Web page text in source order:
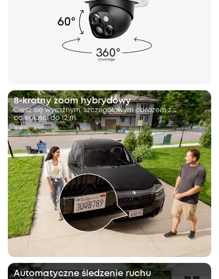
8-krotny zoom hybrydowy
Ciesz się wyraźnym, szczegółowym obrazem z
odległości do 12 m.
Automatyczne śledzenie ruchu